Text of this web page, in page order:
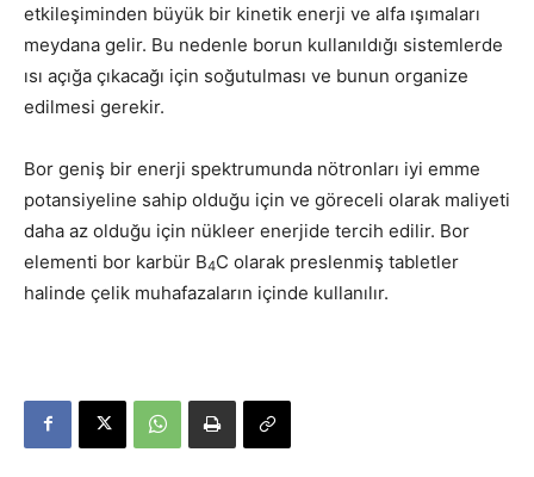
etkileşiminden büyük bir kinetik enerji ve alfa ışımaları
meydana gelir. Bu nedenle borun kullanıldığı sistemlerde
ısı açığa çıkacağı için soğutulması ve bunun organize
edilmesi gerekir.
Bor geniş bir enerji spektrumunda nötronları iyi emme
potansiyeline sahip olduğu için ve göreceli olarak maliyeti
daha az olduğu için nükleer enerjide tercih edilir. Bor
elementi bor karbür B4C olarak preslenmiş tabletler
halinde çelik muhafazaların içinde kullanılır.